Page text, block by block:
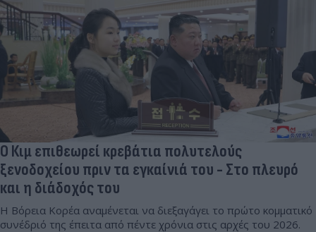
Ο Κιμ επιθεωρεί κρεβάτια πολυτελούς
ξενοδοχείου πριν τα εγκαίνιά του - Στο πλευρό
και η διάδοχός του
Η Βόρεια Κορέα αναμένεται να διεξαγάγει το πρώτο κομματικό
συνέδριό της έπειτα από πέντε χρόνια στις αρχές του 2026.